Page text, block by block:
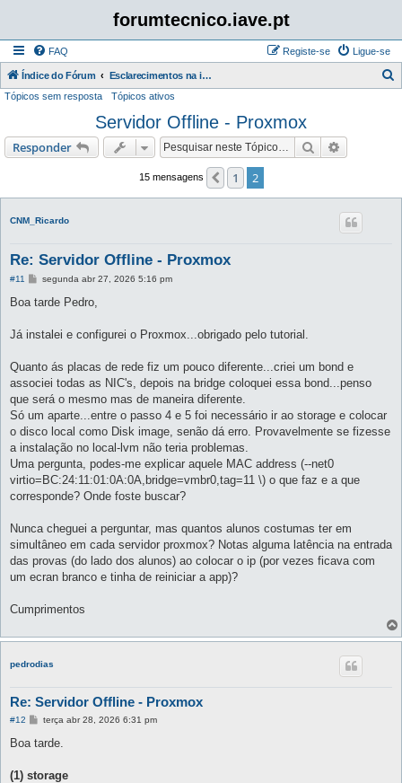
forumtecnico.iave.pt
FAQ Ligue-se
Registe-se
Índice do Fórum Esclarecimentos na instalação e utilização das aplicações para as provas digitais 2026
Tópicos sem resposta Tópicos ativos
Servidor Offline - Proxmox
Responder Pesquisar
15 mensagens Anterior
1 2
CNM_Ricardo
Re: Servidor Offline - Proxmox
#11
M
n
g
segunda abr 27, 2026 5:16 pm
Boa tarde Pedro,
Já instalei e configurei o Proxmox...obrigado pelo tutorial.
Quanto ás placas de rede fiz um pouco diferente...criei um bond e
associei todas as NIC's, depois na bridge coloquei essa bond...penso
que será o mesmo mas de maneira diferente.
Só um aparte...entre o passo 4 e 5 foi necessário ir ao storage e colocar
o disco local como Disk image, senão dá erro. Provavelmente se fizesse
a instalação no local-lvm não teria problemas.
Uma pergunta, podes-me explicar aquele MAC address (--net0
virtio=BC:24:11:01:0A:0A,bridge=vmbr0,tag=11 \) o que faz e a que
corresponde? Onde foste buscar?
Nunca cheguei a perguntar, mas quantos alunos costumas ter em
simultâneo em cada servidor proxmox? Notas alguma latência na entrada
das provas (do lado dos alunos) ao colocar o ip (por vezes ficava com
um ecran branco e tinha de reiniciar a app)?
Cumprimentos
pedrodias
Re: Servidor Offline - Proxmox
#12
M
n
g
terça abr 28, 2026 6:31 pm
Boa tarde.
(1) storage